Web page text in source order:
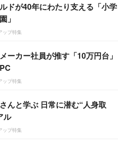
ドが40年にわたり支える「小学
」
ップ特集
メーカー社員が推す「10万円台」
ップ特集
んと学ぶ 日常に潜む“人身取
ル
ップ特集